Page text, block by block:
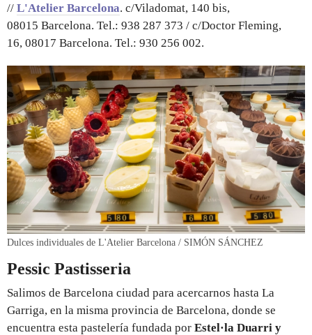
// L'Atelier Barcelona. c/Viladomat, 140 bis,
08015 Barcelona. Tel.: 938 287 373 / c/Doctor Fleming,
16, 08017 Barcelona. Tel.: 930 256 002.
Dulces individuales de L'Atelier Barcelona / SIMÓN SÁNCHEZ
Pessic Pastisseria
Salimos de Barcelona ciudad para acercarnos hasta La
Garriga, en la misma provincia de Barcelona, donde se
encuentra esta pastelería fundada por Estel·la Duarri y